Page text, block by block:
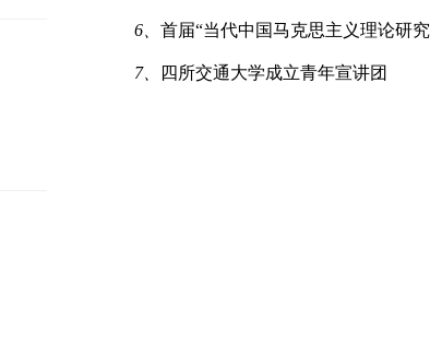
6、 首届“当代中国马克思主义理论研究高层论坛”举行
7、 四所交通大学成立青年宣讲团